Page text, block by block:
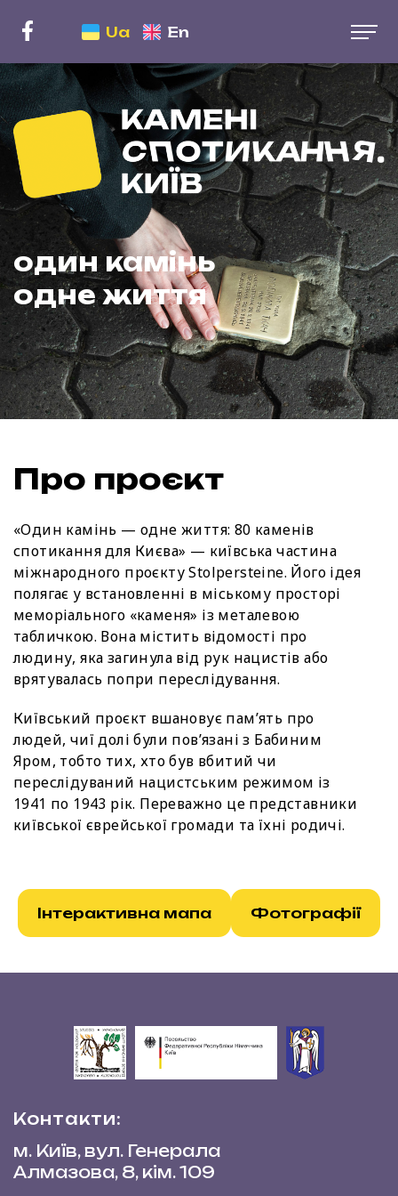
Ua En
один камінь
одне життя
Про проєкт
«Один камінь — одне життя: 80 каменів
спотикання для Києва» — київська частина
міжнародного проєкту Stolpersteine. Його ідея
полягає у встановленні в міському просторі
меморіального «каменя» із металевою
табличкою. Вона містить відомості про
людину, яка загинула від рук нацистів або
врятувалась попри переслідування.
Київський проєкт вшановує пам’ять про
людей, чиї долі були пов’язані з Бабиним
Яром, тобто тих, хто був вбитий чи
переслідуваний нацистським режимом із
1941 по 1943 рік. Переважно це представники
київської єврейської громади та їхні родичі.
Інтерактивна мапа Фотографії
Контакти:
м. Київ, вул. Генерала
Алмазова, 8, кім. 109